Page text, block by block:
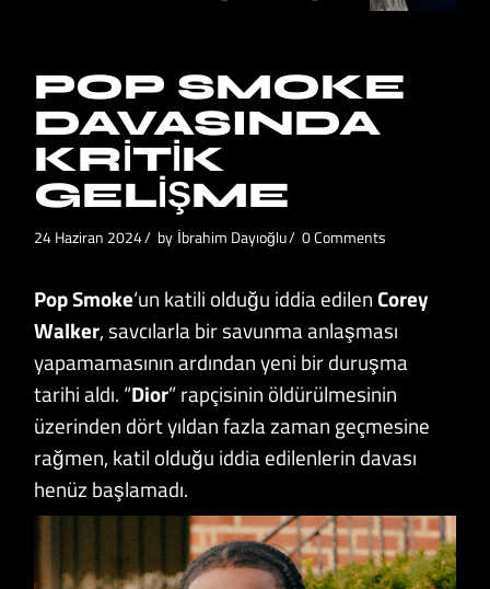
POP SMOKE
DAVASINDA
KRITIK
GELIŞME
24 Haziran 2024 by İbrahim Dayıoğlu 0 Comments
Pop Smoke‘un katili olduğu iddia edilenCorey
Walker, savcılarla bir savunma anlaşması
yapamamasının ardından yeni bir duruşma
tarihi aldı. “Dior” rapçisinin öldürülmesinin
üzerinden dört yıldan fazla zaman geçmesine
rağmen, katil olduğu iddia edilenlerin davası
henüz başlamadı.